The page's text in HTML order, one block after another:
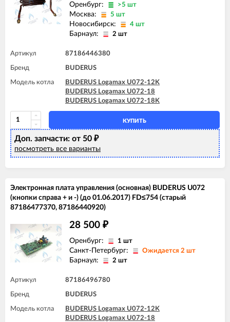
Оренбург: >5 шт
Москва: 5 шт
Новосибирск: 4 шт
Барнаул: 2 шт
Артикул 87186446380
Бренд BUDERUS
Модель котла
BUDERUS Logamax U072-12K
BUDERUS Logamax U072-18
BUDERUS Logamax U072-18K
КУПИТЬ
Доп. запчасти: от 50 ₽
посмотреть все варианты
Электронная плата управления (основная) BUDERUS U072
(кнопки справа + и -) (до 01.06.2017) FD≤754 (старый
87186477370, 87186440920)
28 500 ₽
Оренбург: 1 шт
Санкт-Петербург: Ожидается 2 шт
Барнаул: 2 шт
Артикул 87186496780
Бренд BUDERUS
Модель котла
BUDERUS Logamax U072-12K
BUDERUS Logamax U072-18